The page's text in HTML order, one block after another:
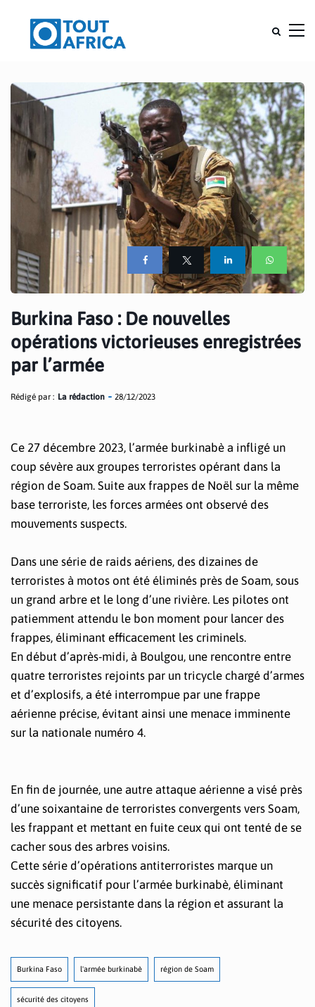
Burkina Faso : De nouvelles
opérations victorieuses enregistrées
par l’armée
Rédigé par : La rédaction 28/12/2023
Ce 27 décembre 2023, l’armée burkinabè a infligé un
coup sévère aux groupes terroristes opérant dans la
région de Soam. Suite aux frappes de Noël sur la même
base terroriste, les forces armées ont observé des
mouvements suspects.
Dans une série de raids aériens, des dizaines de
terroristes à motos ont été éliminés près de Soam, sous
un grand arbre et le long d’une rivière. Les pilotes ont
patiemment attendu le bon moment pour lancer des
frappes, éliminant efficacement les criminels.
En début d’après-midi, à Boulgou, une rencontre entre
quatre terroristes rejoints par un tricycle chargé d’armes
et d’explosifs, a été interrompue par une frappe
aérienne précise, évitant ainsi une menace imminente
sur la nationale numéro 4.
En fin de journée, une autre attaque aérienne a visé près
d’une soixantaine de terroristes convergents vers Soam,
les frappant et mettant en fuite ceux qui ont tenté de se
cacher sous des arbres voisins.
Cette série d’opérations antiterroristes marque un
succès significatif pour l’armée burkinabè, éliminant
une menace persistante dans la région et assurant la
sécurité des citoyens.
Burkina Faso l'armée burkinabè région de Soam
sécurité des citoyens